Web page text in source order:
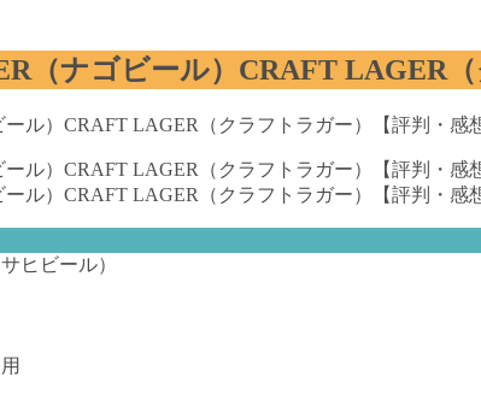
（ナゴビール）CRAFT LAGER（
ヒビール）